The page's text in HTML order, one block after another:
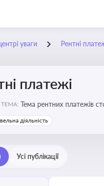
уваги Рентні
платежі
Тема рентних платежів
водою, лісами
діяльність
Усі публікації